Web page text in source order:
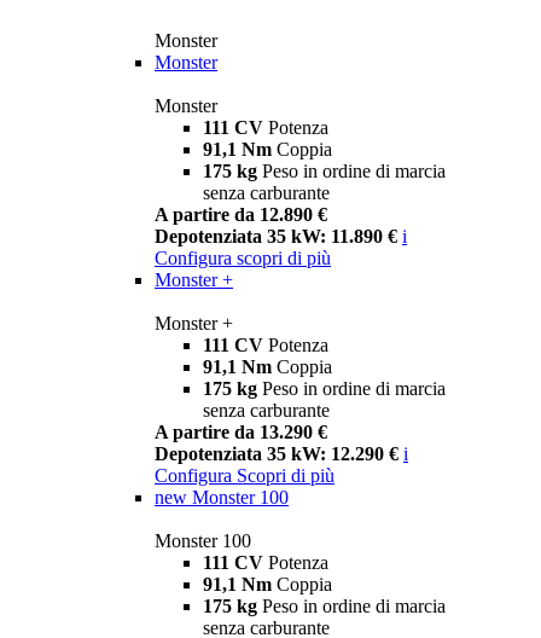
Monster
Monster
Monster
111 CV Potenza
91,1 Nm Coppia
175 kg Peso in ordine di marcia
senza carburante
A partire da 12.890 €
Depotenziata 35 kW: 11.890 € i
Configura scopri di più
Monster +
Monster +
111 CV Potenza
91,1 Nm Coppia
175 kg Peso in ordine di marcia
senza carburante
A partire da 13.290 €
Depotenziata 35 kW: 12.290 € i
Configura Scopri di più
new Monster 100
Monster 100
111 CV Potenza
91,1 Nm Coppia
175 kg Peso in ordine di marcia
senza carburante